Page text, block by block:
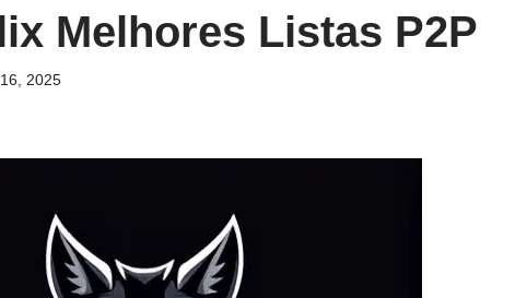
Melhores Listas P2P
2025